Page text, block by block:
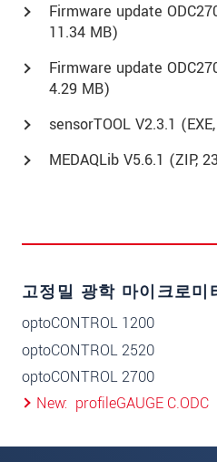
Firmware update
11.34 MB)
Firmware update
4.29 MB)
sensorTOOL V2.3.1 (EXE
MEDAQLib V5.6.1 (ZIP,
고정밀 광학 마이크로미
optoCONTROL 1200
optoCONTROL 2520
optoCONTROL 2700
New profileGAUGE C.ODC